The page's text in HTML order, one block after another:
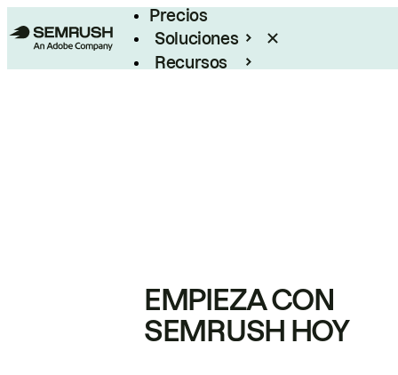
Precios
Soluciones
Recursos
EMPIEZA CON
SEMRUSH HOY